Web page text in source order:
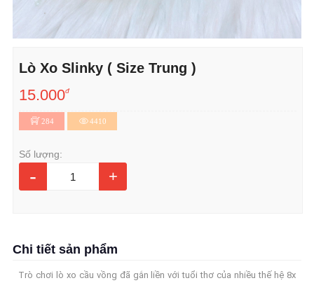
Lò Xo Slinky ( Size Trung )
15.000đ
284 4410
Số lượng:
- +
Chi tiết sản phẩm
Trò chơi lò xo cầu vồng đã gắn liền với tuổi thơ của nhiều thế hệ 8x